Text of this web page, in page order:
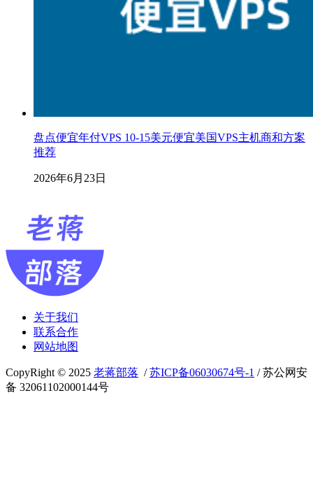
盘点便宜年付VPS 10-15美元便宜美国VPS主机商和方案
推荐
2026年6月23日
关于我们
联系合作
网站地图
CopyRight © 2025 老蒋部落 /苏ICP备06030674号-1 / 苏公网安
备 32061102000144号